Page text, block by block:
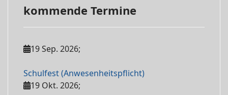
kommende Termine
19 Sep. 2026;
Schulfest (Anwesenheitspflicht)
19 Okt. 2026;